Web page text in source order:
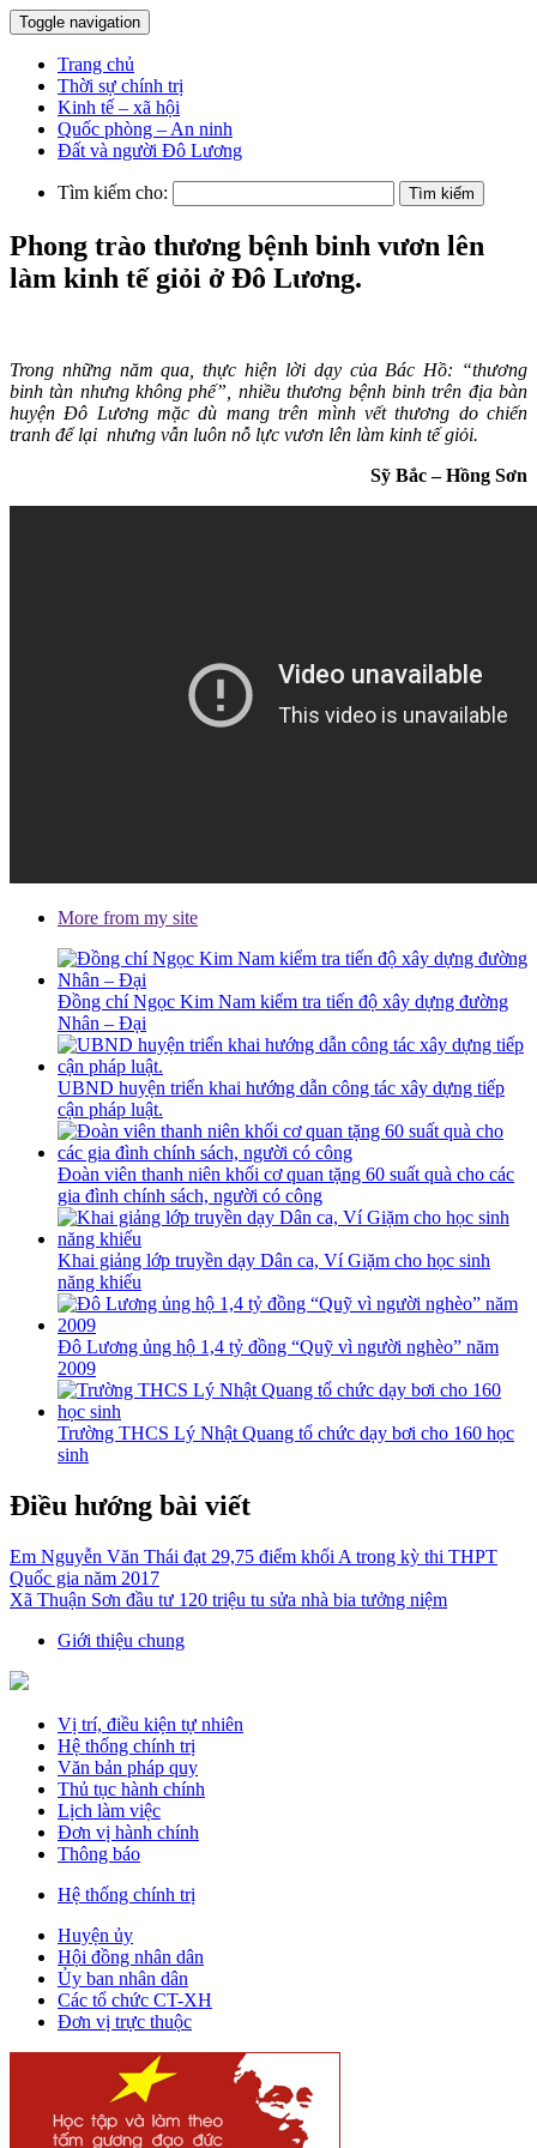
Toggle navigation
Trang chủ
Thời sự chính trị
Kinh tế – xã hội
Quốc phòng – An ninh
Đất và người Đô Lương
Tìm kiếm cho:
Phong trào thương bệnh binh vươn lên
làm kinh tế giỏi ở Đô Lương.
Trong những năm qua, thực hiện lời dạy của Bác Hồ: “thương
binh tàn nhưng không phế”, nhiều thương bệnh binh trên địa bàn
huyện Đô Lương mặc dù mang trên mình vết thương do chiến
tranh để lại nhưng vẫn luôn nỗ lực vươn lên làm kinh tế giỏi.
Sỹ Bắc – Hồng Sơn
More from my site
Đồng chí Ngọc Kim Nam kiểm tra tiến độ xây dựng đường
Nhân – Đại
UBND huyện triển khai hướng dẫn công tác xây dựng tiếp
cận pháp luật.
Đoàn viên thanh niên khối cơ quan tặng 60 suất quà cho các
gia đình chính sách, người có công
Khai giảng lớp truyền dạy Dân ca, Ví Giặm cho học sinh
năng khiếu
Đô Lương ủng hộ 1,4 tỷ đồng “Quỹ vì người nghèo” năm
2009
Trường THCS Lý Nhật Quang tổ chức dạy bơi cho 160 học
sinh
Điều hướng bài viết
Em Nguyễn Văn Thái đạt 29,75 điểm khối A trong kỳ thi THPT
Quốc gia năm 2017
Xã Thuận Sơn đầu tư 120 triệu tu sửa nhà bia tưởng niệm
Giới thiệu chung
Vị trí, điều kiện tự nhiên
Hệ thống chính trị
Văn bản pháp quy
Thủ tục hành chính
Lịch làm việc
Đơn vị hành chính
Thông báo
Hệ thống chính trị
Huyện ủy
Hội đồng nhân dân
Ủy ban nhân dân
Các tổ chức CT-XH
Đơn vị trực thuộc